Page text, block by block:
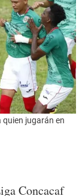
jugarán en
Concacaf